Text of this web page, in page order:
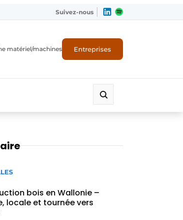
Suivez-nous
matériel/machines Entreprises
bois en Wallonie –
locale et tournée vers